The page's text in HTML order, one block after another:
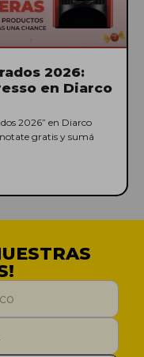
2026:
en Diarco
2026” en Diarco
gratis y sumá